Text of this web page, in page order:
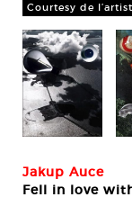
Courtesy de
Jakup Auce
Fell in love